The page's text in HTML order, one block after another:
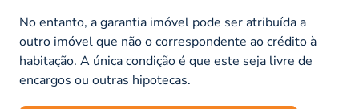
No entanto, a garantia imóvel pode ser atribuída a
outro imóvel que não o correspondente ao crédito à
habitação. A única condição é que este seja livre de
encargos ou outras hipotecas.